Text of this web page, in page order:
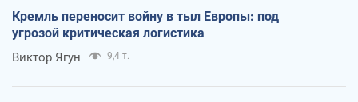
Кремль переносит войну в тыл Европы: под
угрозой критическая логистика
Виктор Ягун 9,4 т.